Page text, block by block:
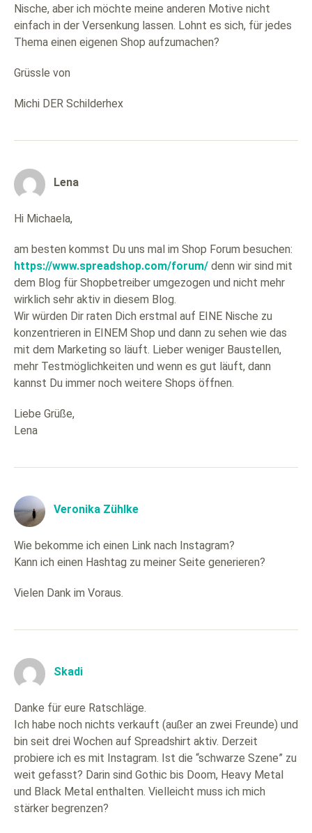
Nische, aber ich möchte meine anderen Motive nicht
einfach in der Versenkung lassen. Lohnt es sich, für jedes
Thema einen eigenen Shop aufzumachen?
Grüssle von
Michi DER Schilderhex
Lena
Hi Michaela,
am besten kommst Du uns mal im Shop Forum besuchen:
https://www.spreadshop.com/forum/ denn wir sind mit
dem Blog für Shopbetreiber umgezogen und nicht mehr
wirklich sehr aktiv in diesem Blog.
Wir würden Dir raten Dich erstmal auf EINE Nische zu
konzentrieren in EINEM Shop und dann zu sehen wie das
mit dem Marketing so läuft. Lieber weniger Baustellen,
mehr Testmöglichkeiten und wenn es gut läuft, dann
kannst Du immer noch weitere Shops öffnen.
Liebe Grüße,
Lena
Veronika Zühlke
Wie bekomme ich einen Link nach Instagram?
Kann ich einen Hashtag zu meiner Seite generieren?
Vielen Dank im Voraus.
Skadi
Danke für eure Ratschläge.
Ich habe noch nichts verkauft (außer an zwei Freunde) und
bin seit drei Wochen auf Spreadshirt aktiv. Derzeit
probiere ich es mit Instagram. Ist die “schwarze Szene” zu
weit gefasst? Darin sind Gothic bis Doom, Heavy Metal
und Black Metal enthalten. Vielleicht muss ich mich
stärker begrenzen?